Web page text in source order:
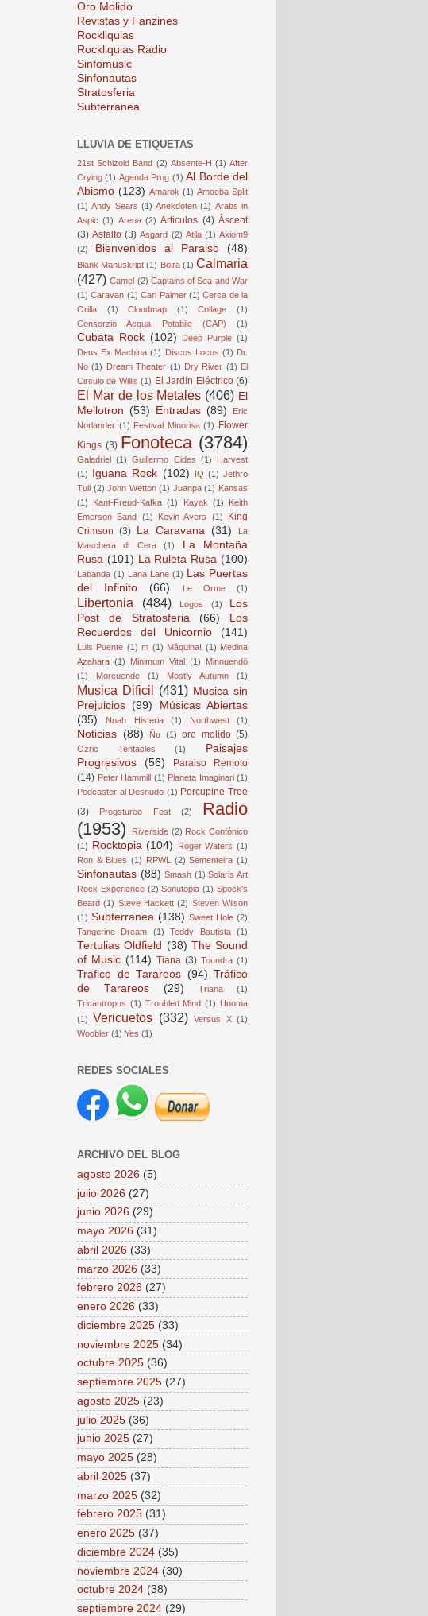
Oro Molido
Revistas y Fanzines
Rockliquias
Rockliquias Radio
Sinfomusic
Sinfonautas
Stratosferia
Subterranea
LLUVIA DE ETIQUETAS
21st Schizoid Band (2) Absente-H (1) After
Crying (1) Agenda Prog (1) Al Borde del
Abismo (123) Amarok (1) Amoeba Split
(1) Andy Sears (1) Anekdoten (1) Arabs in
Aspic (1) Arena (2) Articulos (4) Âscent
(3) Asfalto (3) Asgard (2) Atila (1) Axiom9
(2)
Bienvenidos al Paraiso (48)
Blank Manuskript (1) Böira (1) Calmaria
(427) Camel (2) Captains of Sea and War
(1) Caravan (1) Carl Palmer (1) Cerca de la
Orilla
(1) Cloudmap (1) Collage
(1)
Consorzio Acqua Potabile (CAP)
(1)
Cubata Rock (102) Deep Purple (1)
Deus Ex Machina (1) Discos Locos (1) Dr.
No (1) Dream Theater (1) Dry River (1) El
Circulo de Willis (1) El Jardín Eléctrico (6)
El Mar de los Metales (406) El
Mellotron (53) Entradas (89)
Eric
Norlander (1) Festival Minorisa (1) Flower
Kings (3) Fonoteca (3784)
Galadriel (1) Guillermo Cides (1)
Harvest
(1) Iguana Rock (102) IQ (1) Jethro
Tull (2) John Wetton (1) Juanpa (1) Kansas
(1)
Kant-Freud-Kafka (1) Kayak (1)
Keith
Emerson Band (1) Kevin Ayers (1)
King
Crimson (3) La Caravana (31)
La
Maschera di Cera
(1)
La Montaña
Rusa (101) La Ruleta Rusa (100)
Labanda (1) Lana Lane (1) Las Puertas
del Infinito
(66) Le Orme (1)
Libertonia (484) Logos (1)
Los
Post de Stratosferia
(66)
Los
Recuerdos del Unicornio
(141)
Luis Puente (1) m (1) Máquina! (1) Medina
Azahara (1) Minimum Vital (1)
Minnuendö
(1)
Morcuende (1) Mostly Autumn (1)
Musica Dificil (431) Musica sin
Prejuicios (99)
Músicas Abiertas
(35)
Noah Histeria (1) Northwest (1)
Noticias (88) Ñu (1) oro molido (5)
Ozric Tentacles (1)
Paisajes
Progresivos
(56)
Paraiso Remoto
(14) Peter Hammill (1) Planeta Imaginari (1)
Podcaster al Desnudo (1) Porcupine Tree
(3)
Progstureo Fest (2)
Radio
(1953)
Riverside (2) Rock Confónico
(1) Rocktopia (104) Roger Waters (1)
Ron & Blues (1) RPWL (2) Sementeira (1)
Sinfonautas (88) Smash (1) Solaris Art
Rock Experience (2) Sonutopia (1) Spock's
Beard (1) Steve Hackett (2) Steven Wilson
(1) Subterranea (138) Sweet Hole (2)
Tangerine Dream
(1) Teddy Bautista (1)
Tertulias Oldfield (38) The Sound
of Music (114) Tiana (3) Toundra (1)
Trafico de Tarareos (94) Tráfico
de Tarareos
(29) Triana
(1)
Tricantropus (1) Troubled Mind (1) Unoma
(1)
Vericuetos (332) Versus X (1)
Woobler (1) Yes (1)
REDES SOCIALES
ARCHIVO DEL BLOG
agosto 2026 (5)
julio 2026 (27)
junio 2026 (29)
mayo 2026 (31)
abril 2026 (33)
marzo 2026 (33)
febrero 2026 (27)
enero 2026 (33)
diciembre 2025 (33)
noviembre 2025 (34)
octubre 2025 (36)
septiembre 2025 (27)
agosto 2025 (23)
julio 2025 (36)
junio 2025 (27)
mayo 2025 (28)
abril 2025 (37)
marzo 2025 (32)
febrero 2025 (31)
enero 2025 (37)
diciembre 2024 (35)
noviembre 2024 (30)
octubre 2024 (38)
septiembre 2024 (29)